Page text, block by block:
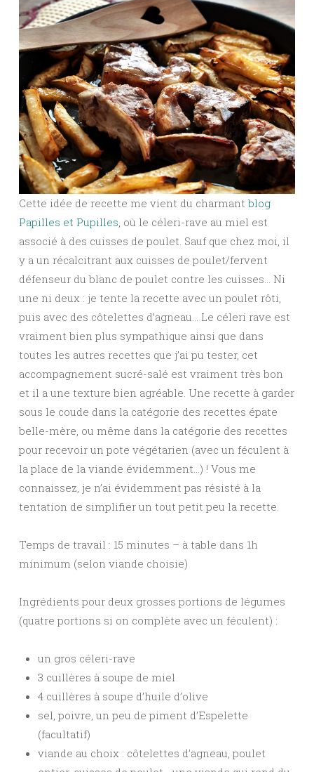
Cette idée de recette me vient du charmant blog
Papilles et Pupilles , où le céleri-rave au miel est
associé à des cuisses de poulet. Sauf que chez moi, il
y a un récalcitrant aux cuisses de poulet/fervent
défenseur du blanc de poulet contre les cuisses… Ni
une ni deux : je tente la recette avec un poulet rôti,
puis avec des côtelettes d’agneau… Le céleri rave est
vraiment bien plus sympathique ainsi que dans
toutes les autres recettes que j’ai pu tester, cet
accompagnement sucré-salé est vraiment très bon
et il a une texture bien agréable. Une recette à garder
sous le coude dans la catégorie des recettes épate
belle-mère, ou même dans la catégorie des recettes
pour recevoir un pote végétarien (avec un féculent à
la place de la viande évidemment…) ! Vous me
connaissez, je n’ai évidemment pas résisté à la
tentation de simplifier un tout petit peu la recette.
Temps de travail : 15 minutes – à table dans 1h
minimum (selon viande choisie)
Ingrédients pour deux grosses portions de légumes
(quatre portions si on complète avec un féculent) :
un gros céleri-rave
3 cuillères à soupe de miel
4 cuillères à soupe d’huile d’olive
sel, poivre, un peu de piment d’Espelette
(facultatif)
viande au choix : côtelettes d’agneau, poulet